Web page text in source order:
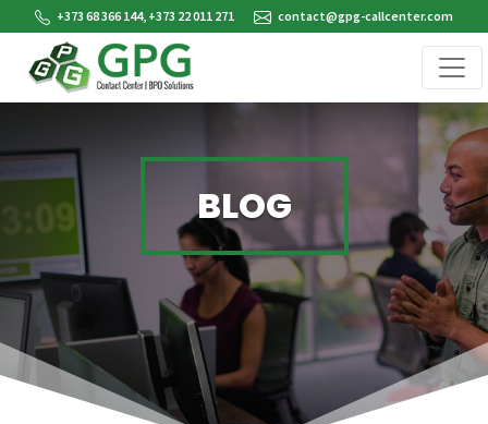
+373 68 366 144, +373 22 011 271 contact@gpg-callcenter.com
BLOG